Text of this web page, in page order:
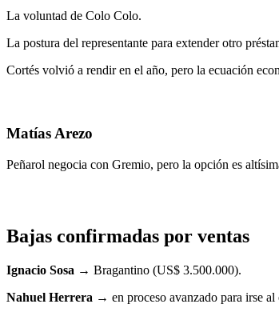
La voluntad de Colo Colo.
La postura del representante para extender otro
Cortés volvió a rendir en el año, pero la ecuación
Matías Arezo
Peñarol negocia con Gremio, pero la opción es
Bajas confirmadas por ventas
Ignacio Sosa → Bragantino (US$ 3.500.000).
Nahuel Herrera → en proceso avanzado para irse al